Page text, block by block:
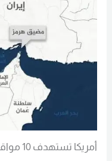
أمريكا تستهدف 10 مواقع إيرانية في هرمز